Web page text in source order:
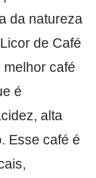
da natureza
de Café
melhor café
é
alta
Esse café é